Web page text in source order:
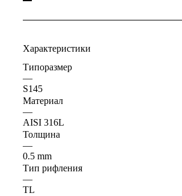
Характеристики
Типоразмер
—
S145
Материал
—
AISI 316L
Толщина
—
0.5 mm
Тип рифления
—
TL